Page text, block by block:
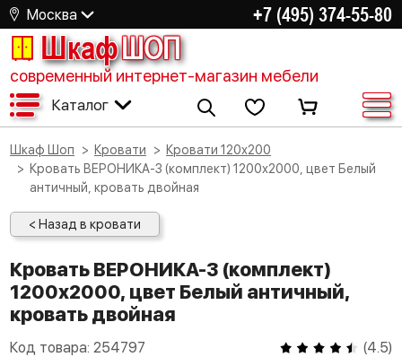
Москва +7 (495) 374-55-80
ШкафШОП
современный интернет-магазин мебели
Каталог
Шкаф Шоп Кровати
Кровати 120х200
Кровать ВЕРОНИКА-3 (комплект) 1200х2000, цвет Белый
античный, кровать двойная
< Назад в кровати
Кровать ВЕРОНИКА-3 (комплект)
1200х2000, цвет Белый античный,
кровать двойная
Код товара: 254797 (4.5)